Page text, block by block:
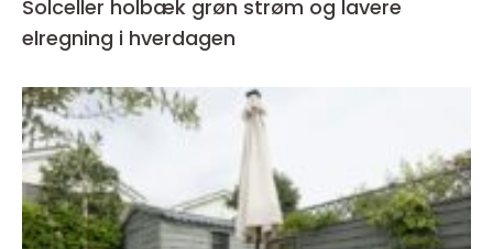
Solceller holbæk grøn strøm og lavere
elregning i hverdagen